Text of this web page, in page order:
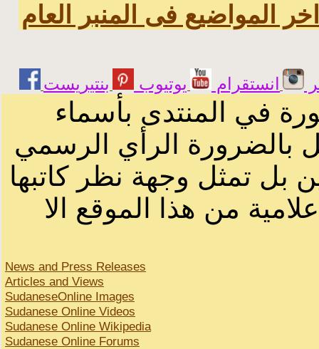
اخر المواضيع فى المنبر العام
انستقرام يوتيوب
في المنتدى بأسماء
بالضرورة الرأي الرسمي
بل تمثل وجهة نظر كاتبها
من هذا الموقع الا
News and Press Releases
Articles and Views
SudaneseOnline Images
Sudanese Online Videos
Sudanese Online Wikipedia
Sudanese Online Forums